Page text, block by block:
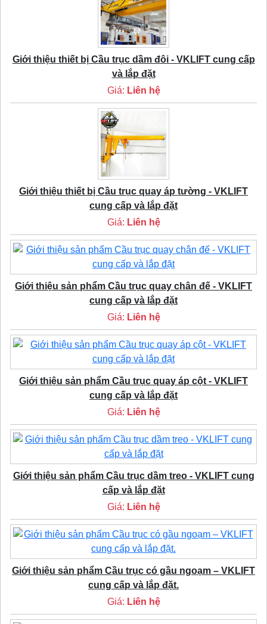
Giới thiệu thiết bị Cầu trục dầm đôi - VKLIFT cung cấp
và lắp đặt
Giá: Liên hệ
Giới thiệu thiết bị Cầu trục quay áp tường - VKLIFT
cung cấp và lắp đặt
Giá: Liên hệ
Giới thiệu sản phẩm Cầu trục quay chân đế - VKLIFT
cung cấp và lắp đặt
Giá: Liên hệ
Giới thiệu sản phẩm Cầu trục quay áp cột - VKLIFT
cung cấp và lắp đặt
Giá: Liên hệ
Giới thiệu sản phẩm Cầu trục dầm treo - VKLIFT cung
cấp và lắp đặt
Giá: Liên hệ
Giới thiệu sản phẩm Cầu trục có gầu ngoạm – VKLIFT
cung cấp và lắp đặt.
Giá: Liên hệ